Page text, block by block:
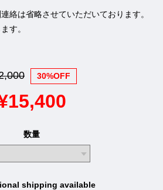
絡は省略させていただいております。
す。
30%OFF
数量
shipping available